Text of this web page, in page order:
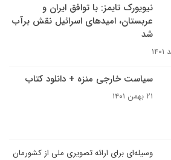
نیویورک تایمز: با توافق ایران و
عربستان، امیدهای اسرائیل نقش برآب
شد
سیاست خارجی منزه + دانلود کتاب
۲۱ بهمن ۱۴۰۱
وسیله‌ای برای ارائه تصویری ملی از کشورمان